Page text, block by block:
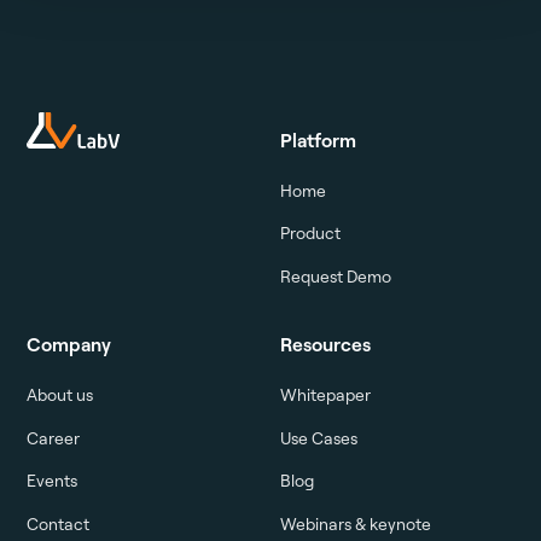
Platform
Home
Product
Request Demo
Company
About us
Career
Events
Contact
Resources
Whitepaper
Use Cases
Blog
Webinars & keynote